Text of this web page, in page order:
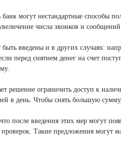
могут нестандартные способы
увеличение числа звонков и
введены и в других случаях:
перед снятием денег на счет
решение ограничить доступ к
в день. Чтобы снять большую
после введения этих мер могут
проверок. Такие предложения могут